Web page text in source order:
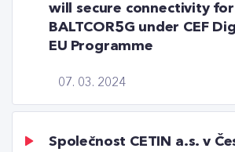
07. 03. 2024
will secure connectivity for
BALTCOR5G under CEF
EU Programme
Společnost CETIN a.s. v